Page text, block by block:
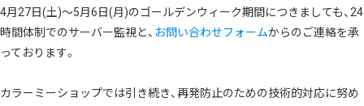
4月27日(土)～5月6日(月)のゴールデンウィーク期間につきましても、24
時間体制でのサーバー監視と、 お問い合わせフォームからのご連絡を承
っております。
カラーミーショップでは引き続き、再発防止のための技術的対応に努め